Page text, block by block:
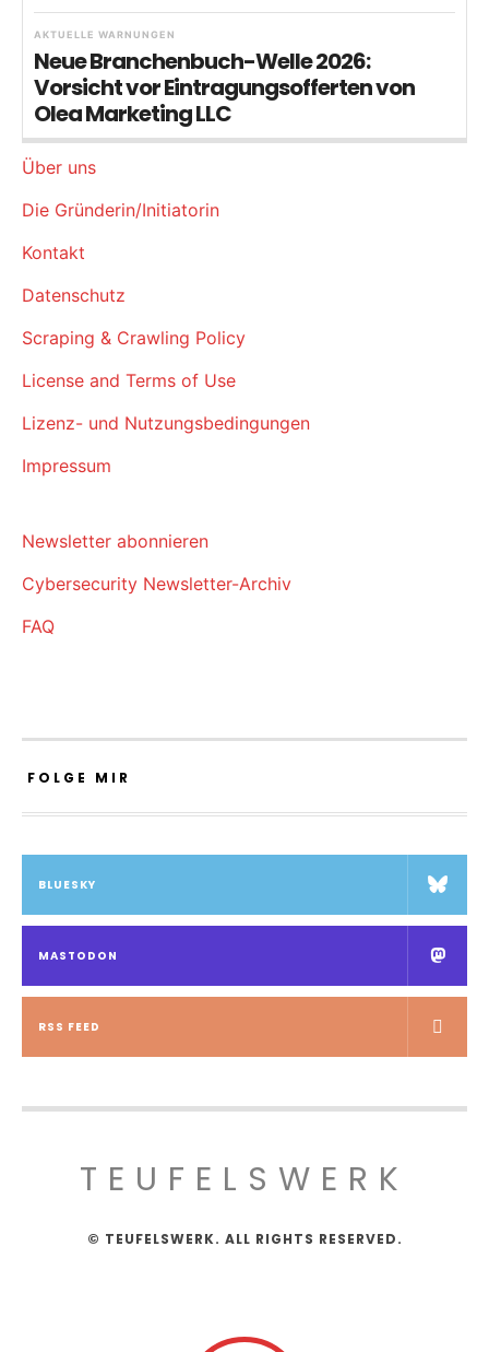
AKTUELLE WARNUNGEN
Neue Branchenbuch-Welle 2026:
Vorsicht vor Eintragungsofferten von
Olea Marketing LLC
Über uns
Die Gründerin/Initiatorin
Kontakt
Datenschutz
Scraping & Crawling Policy
License and Terms of Use
Lizenz- und Nutzungsbedingungen
Impressum
Newsletter abonnieren
Cybersecurity Newsletter-Archiv
FAQ
FOLGE MIR
BLUESKY
MASTODON
RSS FEED
TEUFELSWERK
© TEUFELSWERK. ALL RIGHTS RESERVED.